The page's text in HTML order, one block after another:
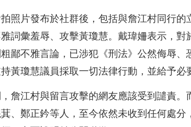
照片發布於社群後，包括與詹江村同行的
詞彙羞辱、攻擊黃瓊慧。戴瑋姍表示，對
鄙不雅言論，已涉犯《刑法》公然侮辱、
黃瓊慧議員採取一切法律行動，並給予必
詹江村與留言攻擊的網友應該受到譴責。
、鄭正鈐等人，至今依然未收到任何處